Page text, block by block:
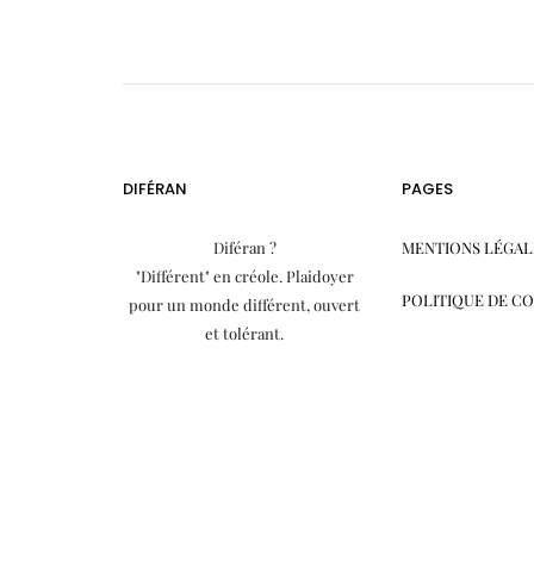
DIFÉRAN
Diféran ?
"Différent" en créole. Plaidoyer
pour un monde différent, ouvert
et tolérant.
PAGES
MENTIONS
POLITIQUE DE